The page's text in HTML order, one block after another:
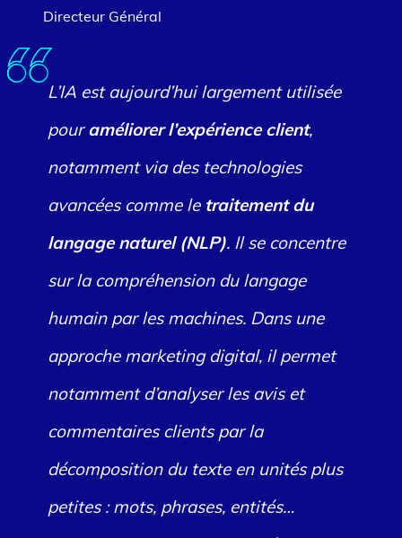
Directeur Général
L’IA est aujourd’hui largement utilisée
pouraméliorer l’expérience client,
notamment via des technologies
avancées comme le traitement du
langage naturel (NLP). Il se concentre
sur la compréhension du langage
humain par les machines. Dans une
approche marketing digital, il permet
notamment d’analyser les avis et
commentaires clients par la
décomposition du texte en unités plus
petites : mots, phrases, entités…